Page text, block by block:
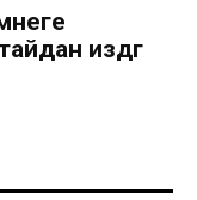
издөөгө